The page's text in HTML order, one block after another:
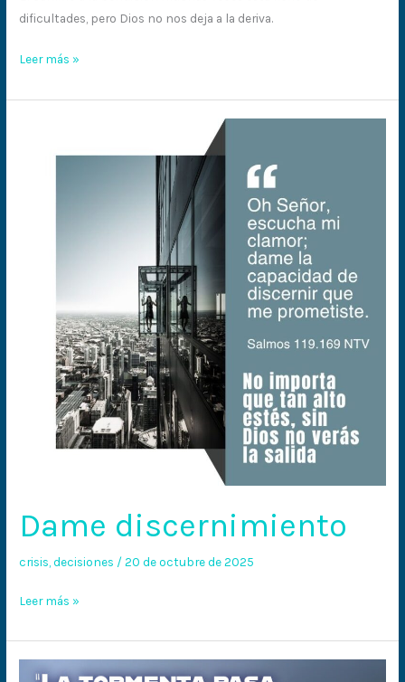
dificultades, pero Dios no nos deja a la deriva.
Leer más »
Dame discernimiento
crisis ,decisiones /20 de octubre de 2025
discernimiento
Leer más »